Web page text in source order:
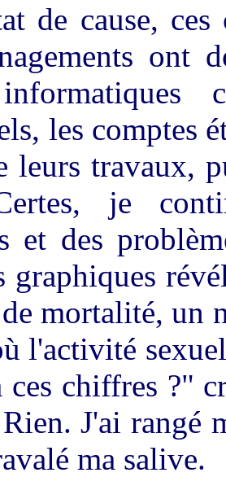
de cause, ces
ont
les comptes
leurs travaux,
je
et des
graphiques
mortalité, un
l'activité
ces chiffres ?"
J'ai rangé
ma salive.